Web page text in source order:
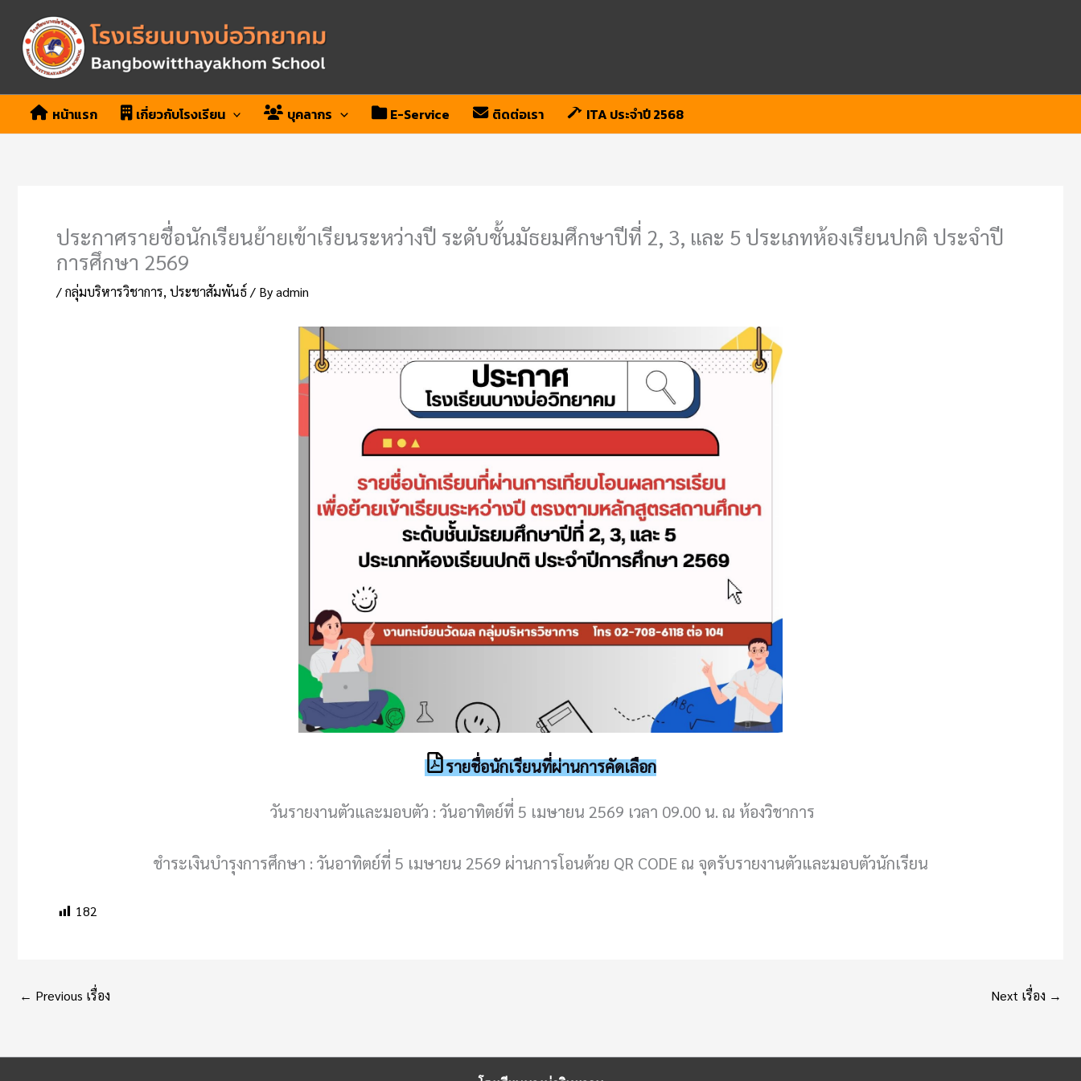
content
หน้าแรก เกี่ยวกับโรงเรียน บุคลากร E-Service ติดต่อเรา ITA ประจำปี 2568
ประกาศรายชื่อนักเรียนย้ายเข้าเรียนระหว่างปี ระดับชั้นมัธยมศึกษาปีที่ 2, 3, และ 5 ประเภทห้องเรียนปกติ ประจำปี
การศึกษา 2569
/กลุ่มบริหารวิชาการ, ประชาสัมพันธ์/ Byadmin
รายชื่อนักเรียนที่ผ่านการคัดเลือก
วันรายงานตัวและมอบตัว : วันอาทิตย์ที่ 5 เมษายน 2569 เวลา 09.00 น. ณ ห้องวิชาการ
ชำระเงินบำรุงการศึกษา : วันอาทิตย์ที่ 5 เมษายน 2569 ผ่านการโอนด้วย QR CODE ณ จุดรับรายงานตัวและมอบตัวนักเรียน
182
← Previous เรื่อง Next เรื่อง →